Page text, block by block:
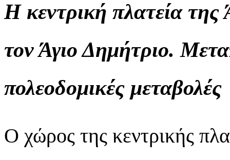
Η κεντρική πλατεία
τον Άγιο Δημήτριο.
πολεοδομικές μεταβολές
Ο χώρος της κεντρικής